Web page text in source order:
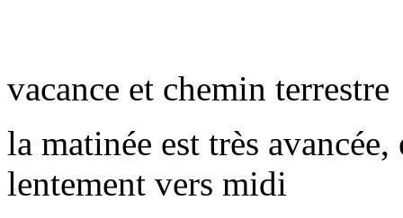
vacance et chemin terrestre
la matinée est très avancée,
lentement vers midi